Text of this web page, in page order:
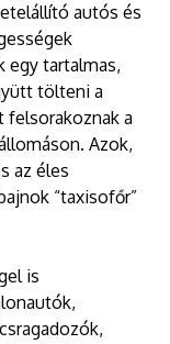
autós és
egy tartalmas,
tölteni a
felsorakoznak a
Azok,
az éles
“taxisofőr”
is